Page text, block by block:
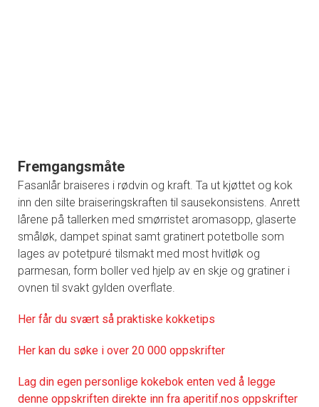
Fremgangsmåte
Fasanlår braiseres i rødvin og kraft. Ta ut kjøttet og kok
inn den silte braiseringskraften til sausekonsistens. Anrett
lårene på tallerken med smørristet aromasopp, glaserte
småløk, dampet spinat samt gratinert potetbolle som
lages av potetpuré tilsmakt med most hvitløk og
parmesan, form boller ved hjelp av en skje og gratiner i
ovnen til svakt gylden overflate.
Her får du svært så praktiske kokketips
Her kan du søke i over 20 000 oppskrifter
Lag din egen personlige kokebok enten ved å legge
denne oppskriften direkte inn fra aperitif.nos oppskrifter